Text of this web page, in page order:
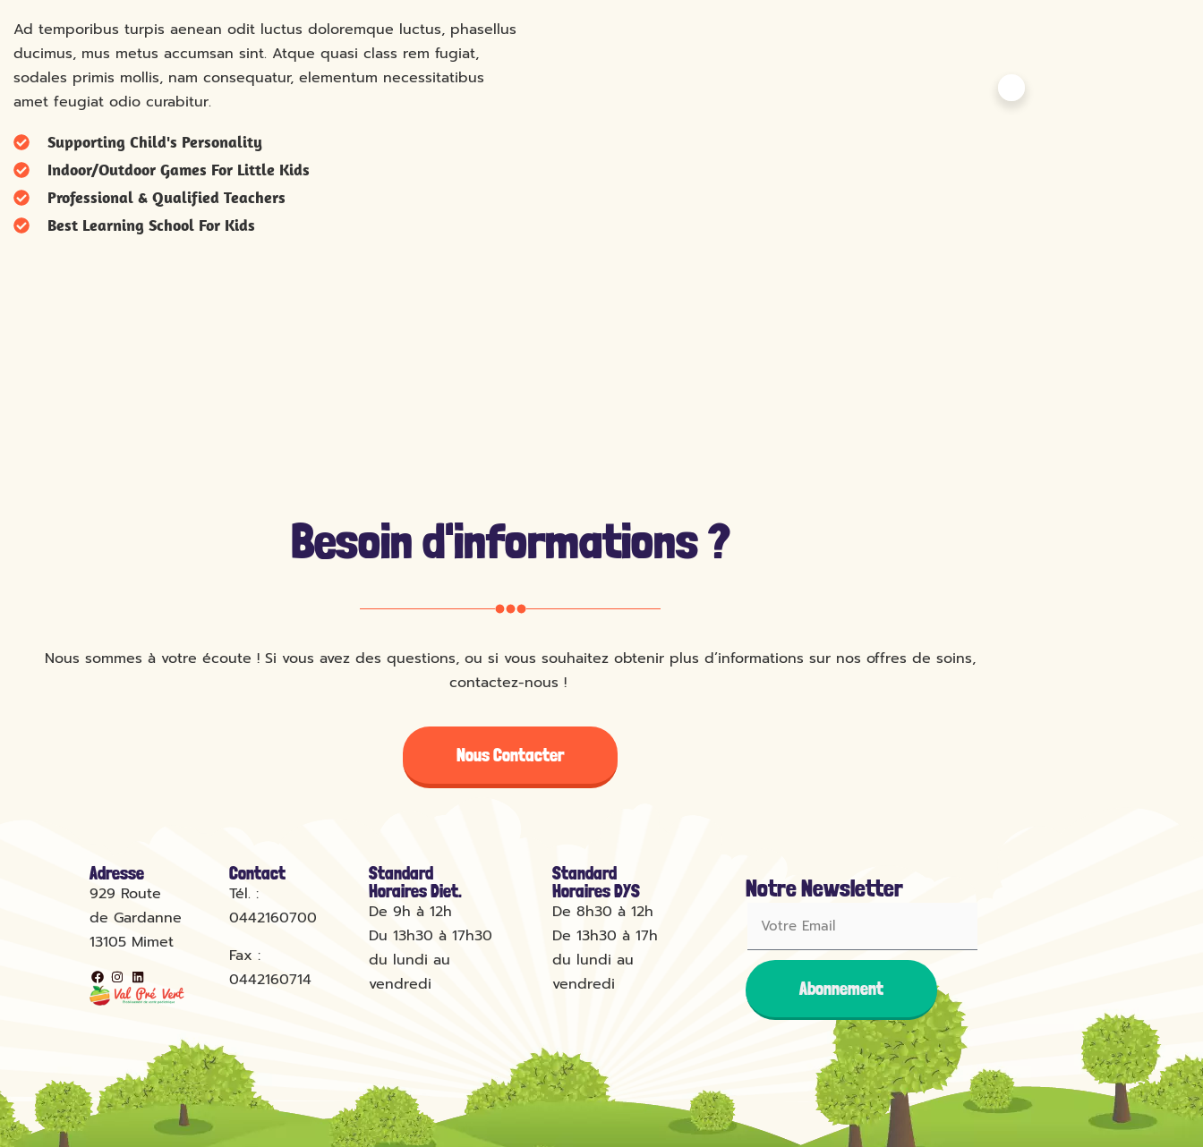
Ad temporibus turpis aenean odit luctus doloremque luctus, phasellus
ducimus, mus metus accumsan sint. Atque quasi class rem fugiat,
sodales primis mollis, nam consequatur, elementum necessitatibus
amet feugiat odio curabitur.
Supporting Child's Personality
Indoor/Outdoor Games For Little Kids
Professional & Qualified Teachers
Best Learning School For Kids
Besoin d'informations ?
Nous sommes à votre écoute ! Si vous avez des questions, ou si vous souhaitez obtenir plus d’informations sur nos offres de soins,
contactez-nous !
Nous Contacter
Adresse
929 Route
de Gardanne
13105 Mimet
Contact
Tél. :
0442160700
Fax :
0442160714
Standard
Horaires Diet.
De 9h à 12h
Du 13h30 à 17h30
du lundi au
vendredi
Standard
Horaires DYS
De 8h30 à 12h
De 13h30 à 17h
du lundi au
vendredi
Notre Newsletter
Abonnement